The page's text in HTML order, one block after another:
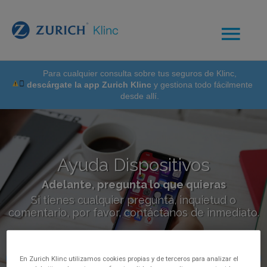
Para cualquier consulta sobre tus seguros de Klinc,
descárgate la app Zurich Klinc y gestiona todo fácilmente
desde allí.
Ayuda Dispositivos
Adelante, pregunta lo que quieras
Si tienes cualquier pregunta, inquietud o
comentario, por favor, contáctanos de inmediato.
En Zurich Klinc utilizamos cookies propias y de terceros para analizar el